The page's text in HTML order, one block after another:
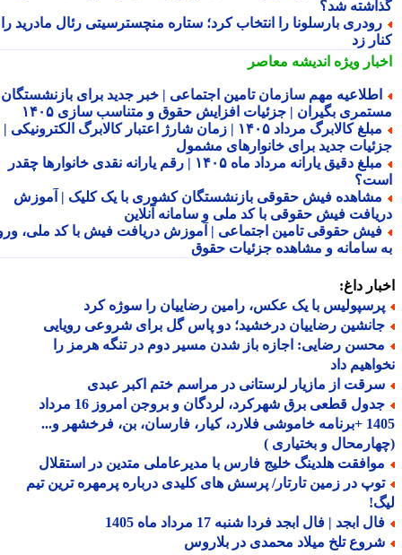
شد؟
بارسلونا را انتخاب کرد؛ ستاره منچسترسیتی رئال مادرید را
زد
ویژهاندیشه معاصر
مهم سازمان تامین اجتماعی | خبر جدید برای بازنشستگان و
بگیران | جزئیات افزایش حقوق و متناسب سازی ۱۴۰۵
مبلغ کالابرگ مرداد ۱۴۰۵ | زمان شارژ اعتبار کالابرگ الکترونیکی |
جدید برای خانوارهای مشمول
مبلغ دقیق یارانه مرداد ماه ۱۴۰۵ | رقم یارانه نقدی خانوارها چقدر
فیش حقوقی بازنشستگان کشوری با یک کلیک | آموزش
فیش حقوقی با کد ملی و سامانه آنلاین
حقوقی تامین اجتماعی | آموزش دریافت فیش با کد ملی، ورود
سامانه و مشاهده جزئیات حقوق
داغ:
با یک عکس، رامین رضاییان را سوژه کرد
رضاییان درخشید؛ دو پاس گل برای شروعی رویایی
رضایی: اجازه باز شدن مسیر دوم در تنگه هرمز را
داد
از مازیار لرستانی در مراسم ختم اکبر عبدی
جدول قطعی برق شهرکرد، لردگان و بروجن امروز 16 مرداد
1405 +برنامه خاموشی فلارد، کیار، فارسان، بن، فرخشهر و...
و بختیاری )
هلدینگ خلیج فارس با مدیرعاملی متدین در استقلال
در زمین تارتار/ پرسش های کلیدی درباره پرمهره ترین تیم
ابجد | فال ابجد فردا شنبه 17 مرداد ماه 1405
تلخ میلاد محمدی در بلاروس